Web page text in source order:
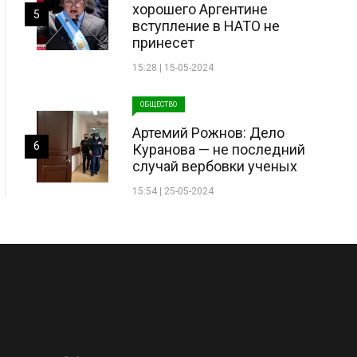
хорошего Аргентине
вступление в НАТО не
принесет
15:28 | 15-05-2024
5
ОБЩЕСТВО
Артемий Рожнов: Дело
Куранова — не последний
случай вербовки ученых
15:54 | 25-05-2024
6